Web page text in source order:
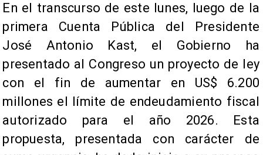
En el transcurso de este lunes, luego de la
primera Cuenta Pública del Presidente
José Antonio Kast, el Gobierno ha
presentado al Congreso un proyecto de ley
con el fin de aumentar en US$ 6.200
millones el límite de endeudamiento fiscal
autorizado para el año 2026. Esta
propuesta, presentada con carácter de